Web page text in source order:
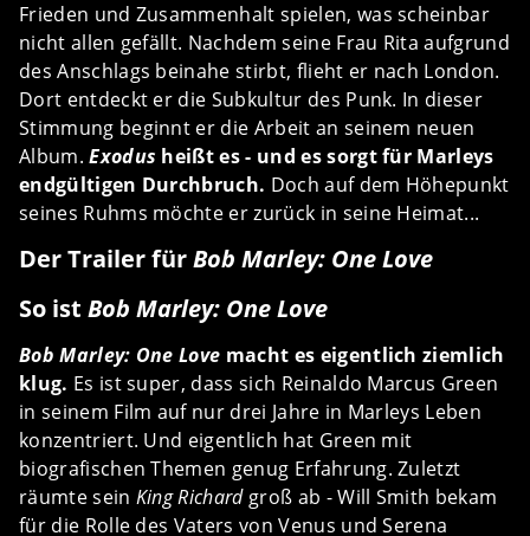
Frieden und Zusammenhalt spielen, was scheinbar
nicht allen gefällt. Nachdem seine Frau Rita aufgrund
des Anschlags beinahe stirbt, flieht er nach London.
Dort entdeckt er die Subkultur des Punk. In dieser
Stimmung beginnt er die Arbeit an seinem neuen
Album.Exodus heißt es - und es sorgt für Marleys
endgültigen Durchbruch. Doch auf dem Höhepunkt
seines Ruhms möchte er zurück in seine Heimat...
Der Trailer fürBob Marley: One Love
So ist Bob Marley: One Love
Bob Marley: One Love macht es eigentlich ziemlich
klug. Es ist super, dass sich Reinaldo Marcus Green
in seinem Film auf nur drei Jahre in Marleys Leben
konzentriert. Und eigentlich hat Green mit
biografischen Themen genug Erfahrung. Zuletzt
räumte sein King Richardgroß ab - Will Smith bekam
für die Rolle des Vaters von Venus und Serena